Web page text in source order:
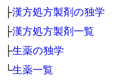
├漢方処方製剤の独学
├漢方処方製剤一覧
├生薬の独学
└生薬一覧